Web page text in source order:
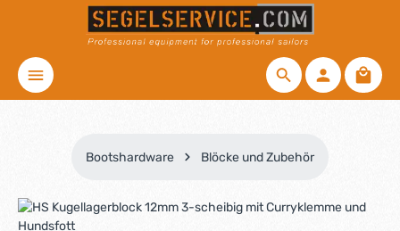
Zum Hauptinhalt springen
Bootshardware Blöcke und Zubehör
Bildergalerie überspringen